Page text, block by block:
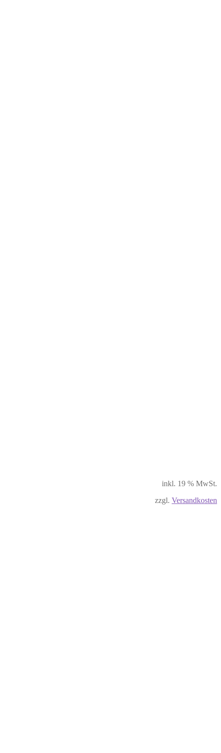
inkl. 19 % MwSt.
zzgl. Versandkosten